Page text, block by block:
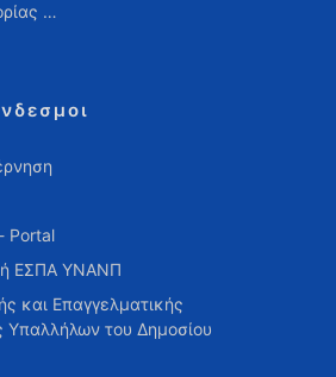
…
Portal
ΕΣΠΑ ΥΝΑΝΠ
και Επαγγελματικής
Υπαλλήλων του Δημοσίου